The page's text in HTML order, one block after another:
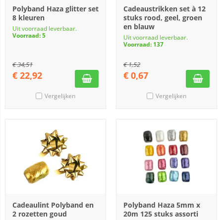
Polyband Haza glitter set
8 kleuren
Uit voorraad leverbaar.
Voorraad: 5
€34,51
€ 22,92
Vergelijken
Cadeaustrikken set à 12
stuks rood, geel, groen
en blauw
Uit voorraad leverbaar.
Voorraad: 137
€1,52
€ 0,67
Vergelijken
Cadeaulint Polyband en
2 rozetten goud
Polyband Haza 5mm x
20m 125 stuks assorti